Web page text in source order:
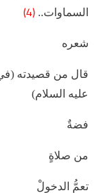
السماوات.. (4)
شعره
قال من قصيدته
عليه السلام)
فضةٌ
من صلاةٍ
تعمُّ الدخولْ